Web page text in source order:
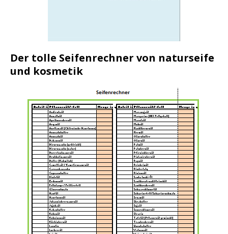
Der tolle Seifenrechner von naturseife
und kosmetik